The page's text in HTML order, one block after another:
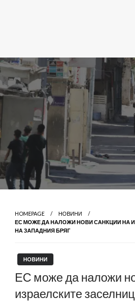
HOMEPAGE
НОВИНИ
ЕС МОЖЕ ДА НАЛОЖИ НОВИ САНКЦИИ НА
НА ЗАПАДНИЯ БРЯГ
НОВИНИ
ЕС може да наложи
израелските